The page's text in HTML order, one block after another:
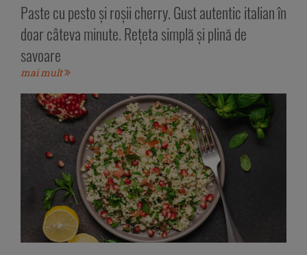
Paste cu pesto și roșii cherry. Gust autentic italian în
doar câteva minute. Rețeta simplă și plină de
savoare
mai mult